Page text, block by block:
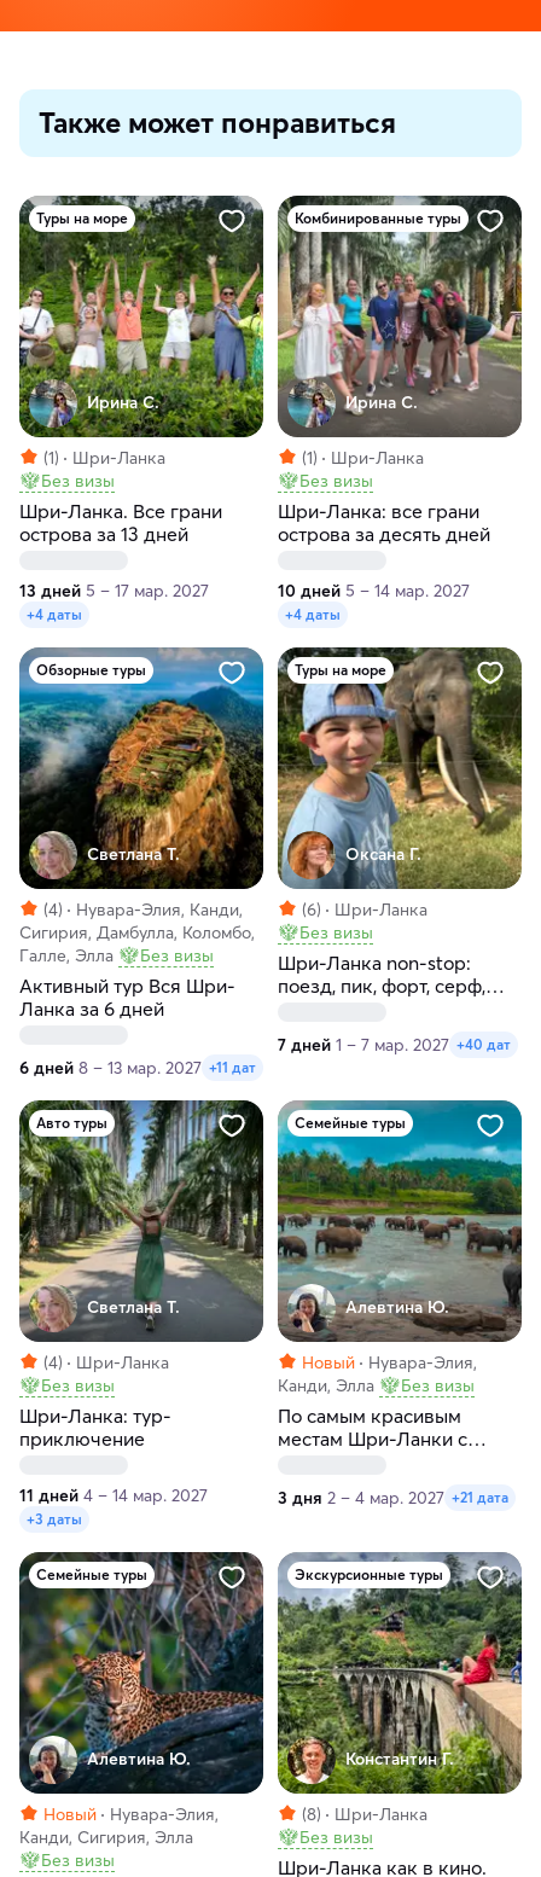
Также может понравиться
Туры на море
Ирина С.
(1)
Шри-Ланка
Без визы
Шри-Ланка. Все грани
острова за 13 дней
13 дней 5 – 17 мар. 2027
+4 даты
Комбинированные туры
Ирина С.
(1)
Шри-Ланка
Без визы
Шри-Ланка: все грани
острова за десять дней
10 дней 5 – 14 мар. 2027
+4 даты
Обзорные туры
Светлана Т.
(4)
Нувара-Элия, Канди,
Сигирия, Дамбулла, Коломбо,
Галле, Элла
Без визы
Активный тур Вся Шри-
Ланка за 6 дней
6 дней 8 – 13 мар. 2027 +11 дат
Туры на море
Оксана Г.
(6)
Шри-Ланка
Без визы
Шри-Ланка non-stop:
поезд, пик, форт, серф,
7 дней 1 – 7 мар. 2027 +40 дат
Авто туры
Светлана Т.
(4)
Шри-Ланка
Без визы
Шри-Ланка: тур-
приключение
11 дней 4 – 14 мар. 2027
+3 даты
Семейные туры
Алевтина Ю.
Новый
Нувара-Элия,
Канди, Элла
Без визы
По самым красивым
местам Шри-Ланки с
3 дня 2 – 4 мар. 2027 +21 дата
Семейные туры
Алевтина Ю.
Новый
Нувара-Элия,
Канди, Сигирия, Элла
Без визы
Экскурсионные туры
Константин Г.
(8)
Шри-Ланка
Без визы
Шри-Ланка как в кино.